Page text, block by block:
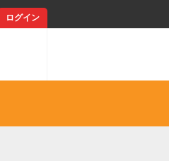
ログイン